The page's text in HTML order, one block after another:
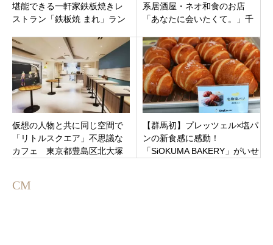
堪能できる一軒家鉄板焼きレ
ストラン「鉄板焼 まれ」ラン
西蒲田
系居酒屋・ネオ和食のお店
「あなたに会いたくて。」千
プン。
仮想の人物と共に同じ空間で
「リトルスクエア」不思議な
カフェ 東京都豊島区北大塚
【群馬初】プレッツェル×塩パ
ンの新食感に感動！
「SiOKUMA BAKERY」がいせ
CM